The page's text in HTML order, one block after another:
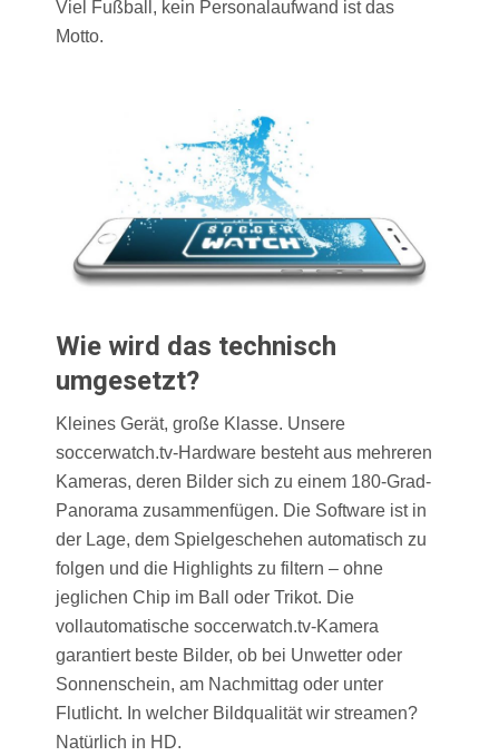
Viel Fußball, kein Personalaufwand ist das
Motto.
Wie wird das technisch
umgesetzt?
Kleines Gerät, große Klasse. Unsere
soccerwatch.tv-Hardware besteht aus mehreren
Kameras, deren Bilder sich zu einem 180-Grad-
Panorama zusammenfügen. Die Software ist in
der Lage, dem Spielgeschehen automatisch zu
folgen und die Highlights zu filtern – ohne
jeglichen Chip im Ball oder Trikot. Die
vollautomatische soccerwatch.tv-Kamera
garantiert beste Bilder, ob bei Unwetter oder
Sonnenschein, am Nachmittag oder unter
Flutlicht. In welcher Bildqualität wir streamen?
Natürlich in HD.